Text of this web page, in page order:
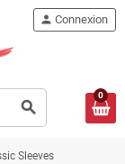
search
person Connexion
0
Sleeves